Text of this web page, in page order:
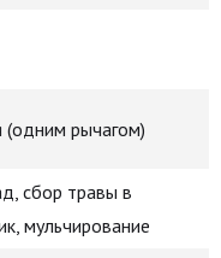
(одним рычагом)
сбор травы в
мульчирование